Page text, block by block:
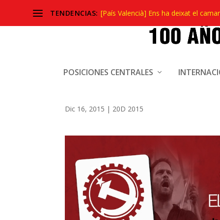
TENDENCIAS: [País Valencià] Ens ha deixat el
POSICIONES CENTRALES
POR LA SALIDA DE LA
Dic 16, 2015 | 20D 2015